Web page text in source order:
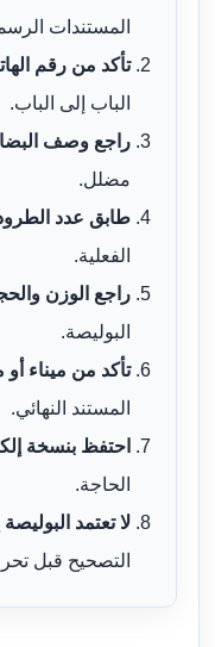
المستندات
تأكد من رقم
الباب إلى الباب.
راجع وصف
مضلل.
طابق عدد
الفعلية.
راجع الوزن
البوليصة.
تأكد من ميناء
المستند النهائي.
احتفظ بنسخة
الحاجة.
لا تعتمد
التصحيح قبل